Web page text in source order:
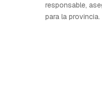
responsable,
para la provincia.